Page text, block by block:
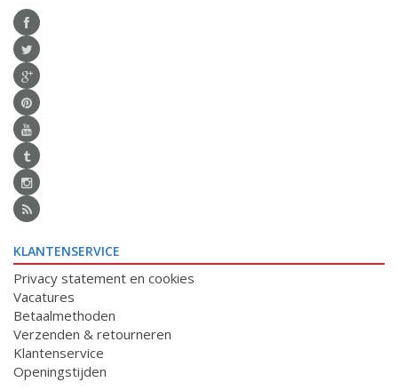
KLANTENSERVICE
Privacy statement en cookies
Vacatures
Betaalmethoden
Verzenden & retourneren
Klantenservice
Openingstijden